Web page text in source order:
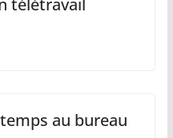
au bureau